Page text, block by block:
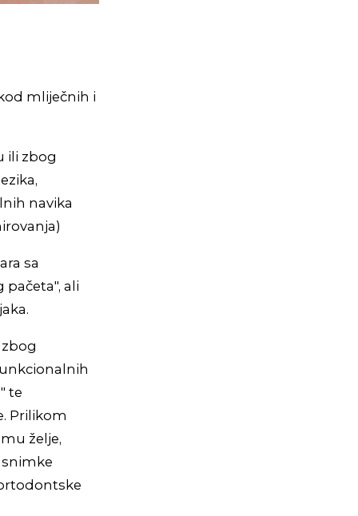
mliječnih i
ili zbog
navika
sa
ali
te
Prilikom
želje,